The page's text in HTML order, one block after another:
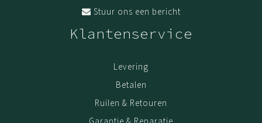
Stuur ons een bericht
Klantenservice
Levering
Betalen
Ruilen & Retouren